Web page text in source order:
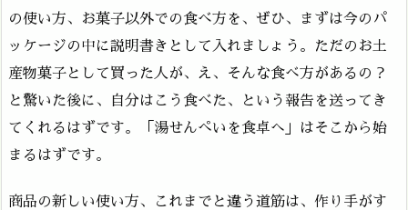
の使い方、お菓子以外での食べ方を、ぜひ、まずは今のパ
ッケージの中に説明書きとして入れましょう。ただのお土
産物菓子として買った人が、え、そんな食べ方があるの？
と驚いた後に、自分はこう食べた、という報告を送ってき
てくれるはずです。「湯せんぺいを食卓へ」はそこから始
まるはずです。
商品の新しい使い方、これまでと違う道筋は、作り手がす